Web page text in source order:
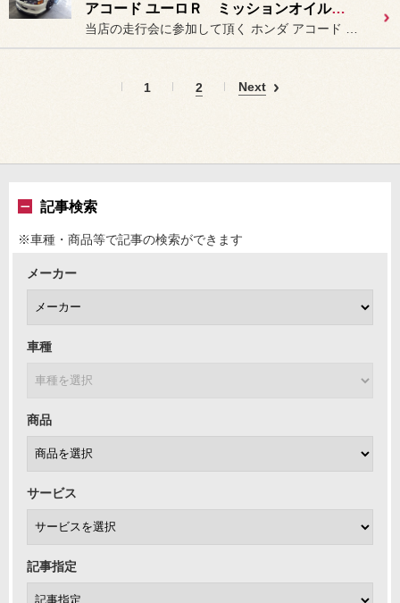
アコード ユーロＲ ミッションオイル交換。
1 2 Next
記事検索
※車種・商品等で記事の検索ができます
メーカー
車種
商品
サービス
記事指定